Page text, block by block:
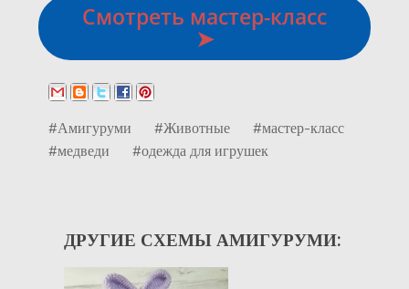
Смотреть мастер-класс
➤
#Амигуруми #Животные
#мастер-класс
#медведи
#одежда для игрушек
ДРУГИЕ СХЕМЫ АМИГУРУМИ: